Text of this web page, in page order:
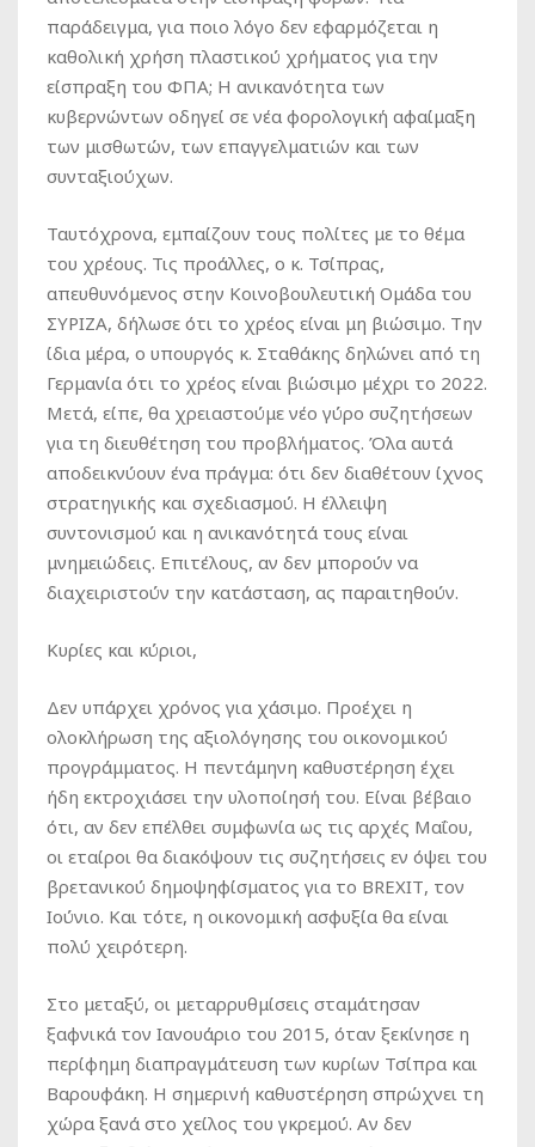
παράδειγμα, για ποιο λόγο δεν εφαρμόζεται η
καθολική χρήση πλαστικού χρήματος για την
είσπραξη του ΦΠΑ; Η ανικανότητα των
κυβερνώντων οδηγεί σε νέα φορολογική αφαίμαξη
των μισθωτών, των επαγγελματιών και των
συνταξιούχων.
Ταυτόχρονα, εμπαίζουν τους πολίτες με το θέμα
του χρέους. Τις προάλλες, ο κ. Τσίπρας,
απευθυνόμενος στην Κοινοβουλευτική Ομάδα του
ΣΥΡΙΖΑ, δήλωσε ότι το χρέος είναι μη βιώσιμο. Την
ίδια μέρα, ο υπουργός κ. Σταθάκης δηλώνει από τη
Γερμανία ότι το χρέος είναι βιώσιμο μέχρι το 2022.
Μετά, είπε, θα χρειαστούμε νέο γύρο συζητήσεων
για τη διευθέτηση του προβλήματος. Όλα αυτά
αποδεικνύουν ένα πράγμα: ότι δεν διαθέτουν ίχνος
στρατηγικής και σχεδιασμού. Η έλλειψη
συντονισμού και η ανικανότητά τους είναι
μνημειώδεις. Επιτέλους, αν δεν μπορούν να
διαχειριστούν την κατάσταση, ας παραιτηθούν.
Κυρίες και κύριοι,
Δεν υπάρχει χρόνος για χάσιμο. Προέχει η
ολοκλήρωση της αξιολόγησης του οικονομικού
προγράμματος. Η πεντάμηνη καθυστέρηση έχει
ήδη εκτροχιάσει την υλοποίησή του. Είναι βέβαιο
ότι, αν δεν επέλθει συμφωνία ως τις αρχές Μαΐου,
οι εταίροι θα διακόψουν τις συζητήσεις εν όψει του
βρετανικού δημοψηφίσματος για το BREXIT, τον
Ιούνιο. Και τότε, η οικονομική ασφυξία θα είναι
πολύ χειρότερη.
Στο μεταξύ, οι μεταρρυθμίσεις σταμάτησαν
ξαφνικά τον Ιανουάριο του 2015, όταν ξεκίνησε η
περίφημη διαπραγμάτευση των κυρίων Τσίπρα και
Βαρουφάκη. Η σημερινή καθυστέρηση σπρώχνει τη
χώρα ξανά στο χείλος του γκρεμού. Αν δεν